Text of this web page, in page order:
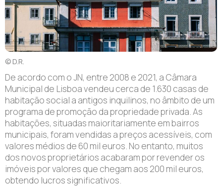
© D.R.
De acordo com o JN, entre 2008 e 2021, a Câmara
Municipal de Lisboa vendeu cerca de 1.630 casas de
habitação social a antigos inquilinos, no âmbito de um
programa de promoção da propriedade privada. As
habitações, situadas maioritariamente em bairros
municipais, foram vendidas a preços acessíveis, com
valores médios de 60 mil euros. No entanto, muitos
dos novos proprietários acabaram por revender os
imóveis por valores que chegam aos 200 mil euros,
obtendo lucros significativos.